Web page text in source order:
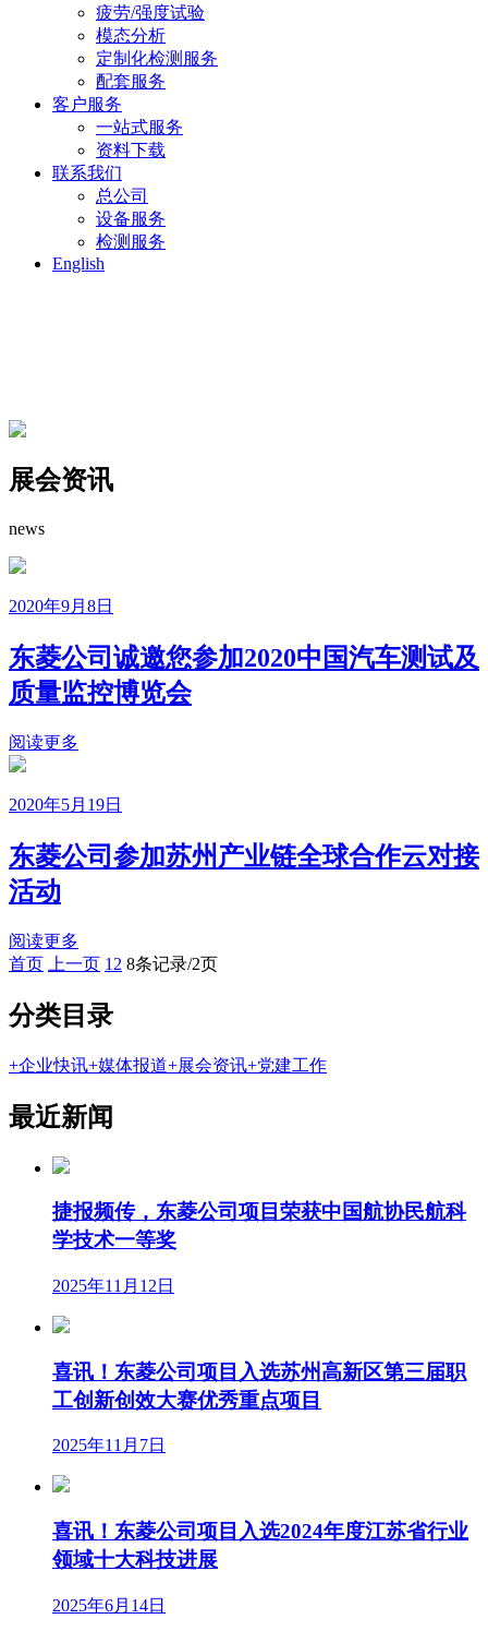
疲劳/强度试验
模态分析
定制化检测服务
配套服务
客户服务
一站式服务
资料下载
联系我们
总公司
设备服务
检测服务
English
展会资讯
news
2020年9月8日
东菱公司诚邀您参加2020中国汽车测试及
质量监控博览会
阅读更多
2020年5月19日
东菱公司参加苏州产业链全球合作云对接
活动
阅读更多
首页
上一页 1 2 8条记录/2页
分类目录
+企业快讯+媒体报道+展会资讯+党建工作
最近新闻
捷报频传，东菱公司项目荣获中国航协民航科
学技术一等奖
2025年11月12日
喜讯！东菱公司项目入选苏州高新区第三届职
工创新创效大赛优秀重点项目
2025年11月7日
喜讯！东菱公司项目入选2024年度江苏省行业
领域十大科技进展
2025年6月14日